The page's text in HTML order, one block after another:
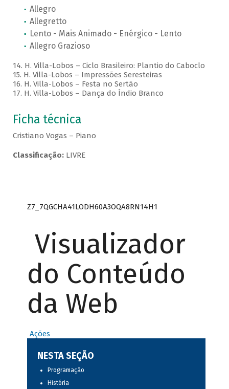
Allegro
Allegretto
Lento - Mais Animado - Enérgico - Lento
Allegro Grazioso
14. H. Villa-Lobos – Ciclo Brasileiro: Plantio do Caboclo
15. H. Villa-Lobos – Impressões Seresteiras
16. H. Villa-Lobos – Festa no Sertão
17. H. Villa-Lobos – Dança do Índio Branco
Ficha técnica
Cristiano Vogas – Piano
Classificação:LIVRE
Z7_7QGCHA41LODH60A3OQA8RN14H1
Visualizador
do Conteúdo
da Web
Ações
NESTA SEÇÃO
Programação
História